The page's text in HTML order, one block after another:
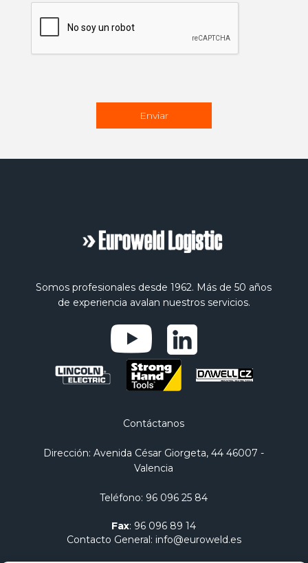
Somos profesionales desde 1962. Más de 50 años
de experiencia avalan nuestros servicios.
Contáctanos
Dirección: Avenida César Giorgeta, 44 46007 -
Valencia
Teléfono: 96 096 25 84
Fax: 96 096 89 14
Contacto General: info@euroweld.es